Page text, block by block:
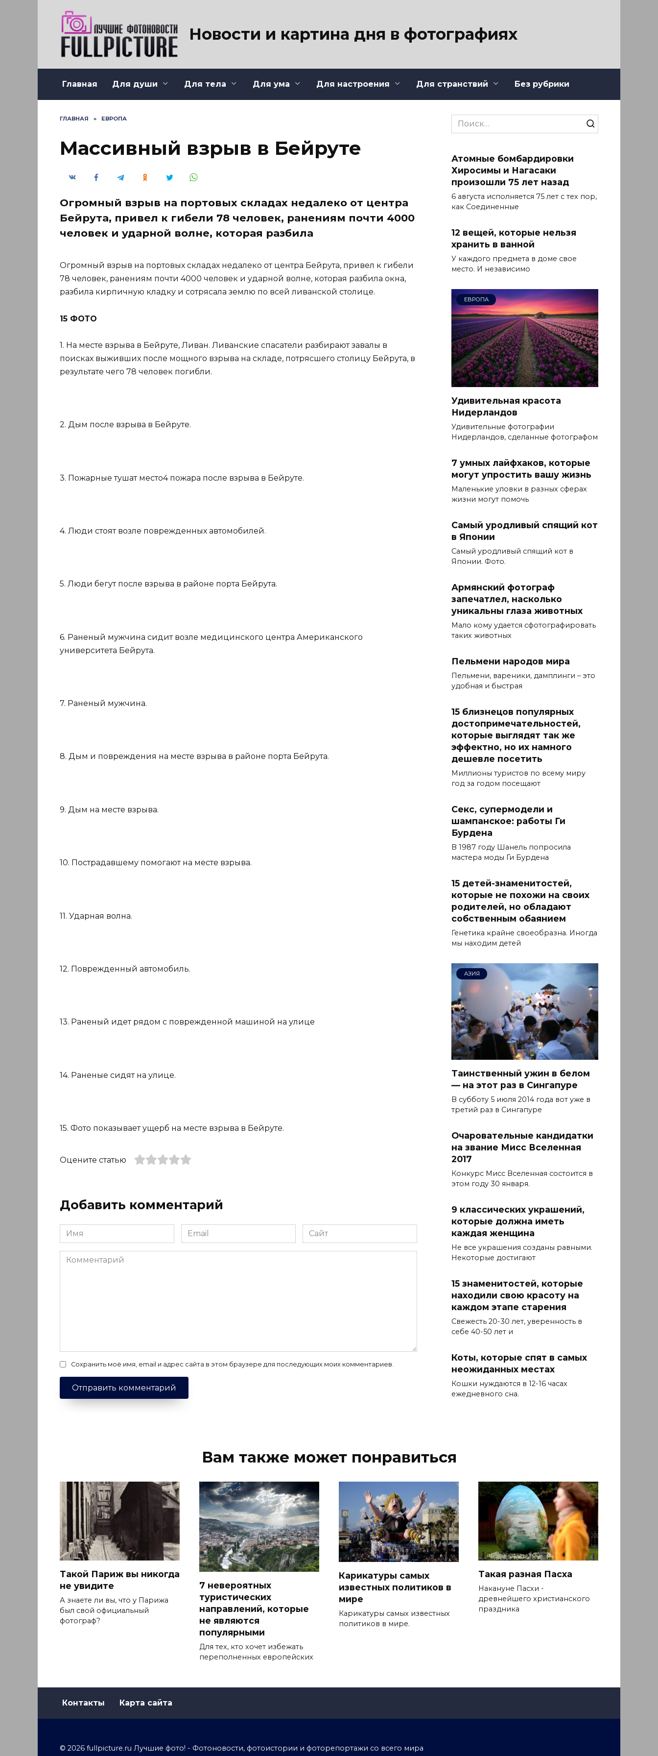
Новости и картина дня в фотографиях
Главная Для души Для тела Для ума Для настроения Для странствий Без рубрики
ГЛАВНАЯ » ЕВРОПА
Массивный взрыв в Бейруте
Огромный взрыв на портовых складах недалеко от центра
Бейрута, привел к гибели 78 человек, ранениям почти 4000
человек и ударной волне, которая разбила
Огромный взрыв на портовых складах недалеко от центра Бейрута, привел к гибели
78 человек, ранениям почти 4000 человек и ударной волне, которая разбила окна,
разбила кирпичную кладку и сотрясала землю по всей ливанской столице.
15 ФОТО
1. На месте взрыва в Бейруте, Ливан. Ливанские спасатели разбирают завалы в
поисках выживших после мощного взрыва на складе, потрясшего столицу Бейрута, в
результате чего 78 человек погибли.
2. Дым после взрыва в Бейруте.
3. Пожарные тушат место4 пожара после взрыва в Бейруте.
4. Люди стоят возле поврежденных автомобилей.
5. Люди бегут после взрыва в районе порта Бейрута.
6. Раненый мужчина сидит возле медицинского центра Американского
университета Бейрута.
7. Раненый мужчина.
8. Дым и повреждения на месте взрыва в районе порта Бейрута.
9. Дым на месте взрыва.
10. Пострадавшему помогают на месте взрыва.
11. Ударная волна.
12. Поврежденный автомобиль.
13. Раненый идет рядом с поврежденной машиной на улице
14. Раненые сидят на улице.
15. Фото показывает ущерб на месте взрыва в Бейруте.
Оцените статью
Добавить комментарий
Имя
*
Email
*
Сайт
Комментарий
Сохранить моё имя, email и адрес сайта в этом браузере для последующих моих комментариев.
Search
for:
Атомные бомбардировки
Хиросимы и Нагасаки
произошли 75 лет назад
6 августа исполняется 75 лет с тех пор,
как Соединенные
12 вещей, которые нельзя
хранить в ванной
У каждого предмета в доме свое
место. И независимо
ЕВРОПА
Удивительная красота
Нидерландов
Удивительные фотографии
Нидерландов, сделанные фотографом
7 умных лайфхаков, которые
могут упростить вашу жизнь
Маленькие уловки в разных сферах
жизни могут помочь
Самый уродливый спящий кот
в Японии
Самый уродливый спящий кот в
Японии. Фото.
Армянский фотограф
запечатлел, насколько
уникальны глаза животных
Мало кому удается сфотографировать
таких животных
Пельмени народов мира
Пельмени, вареники, дамплинги – это
удобная и быстрая
15 близнецов популярных
достопримечательностей,
которые выглядят так же
эффектно, но их намного
дешевле посетить
Миллионы туристов по всему миру
год за годом посещают
Секс, супермодели и
шампанское: работы Ги
Бурдена
В 1987 году Шанель попросила
мастера моды Ги Бурдена
15 детей-знаменитостей,
которые не похожи на своих
родителей, но обладают
собственным обаянием
Генетика крайне своеобразна. Иногда
мы находим детей
АЗИЯ
Таинственный ужин в белом
— на этот раз в Сингапуре
В субботу 5 июля 2014 года вот уже в
третий раз в Сингапуре
Очаровательные кандидатки
на звание Мисс Вселенная
2017
Конкурс Мисс Вселенная состоится в
этом году 30 января.
9 классических украшений,
которые должна иметь
каждая женщина
Не все украшения созданы равными.
Некоторые достигают
15 знаменитостей, которые
находили свою красоту на
каждом этапе старения
Свежесть 20-30 лет, уверенность в
себе 40-50 лет и
Коты, которые спят в самых
неожиданных местах
Кошки нуждаются в 12-16 часах
ежедневного сна.
Вам также может понравиться
Такой Париж вы никогда
не увидите
А знаете ли вы, что у Парижа
был свой официальный
фотограф?
7 невероятных
туристических
направлений, которые
не являются
популярными
Для тех, кто хочет избежать
переполненных европейских
Карикатуры самых
известных политиков в
мире
Карикатуры самых известных
политиков в мире.
Такая разная Пасха
Накануне Пасхи -
древнейшего христианского
праздника
Контакты Карта сайта
© 2026 fullpicture.ru Лучшие фото! - Фотоновости, фотоистории и фоторепортажи со всего мира